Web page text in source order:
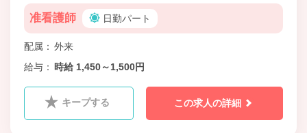
准看護師 日勤パート
配属
外来
給与
時給 1,450～1,500円
キープする この求人の詳細